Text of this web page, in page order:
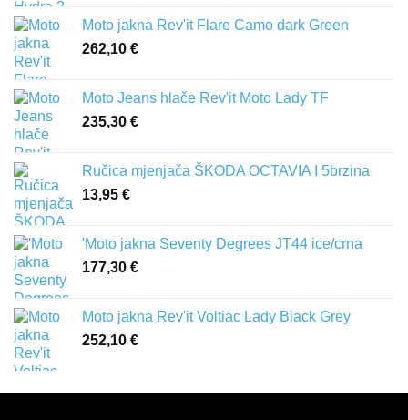
Moto jakna Rev'it Flare Camo dark Green
262,10 €
Moto Jeans hlače Rev'it Moto Lady TF
235,30 €
Ručica mjenjača ŠKODA OCTAVIA I 5brzina
13,95 €
'Moto jakna Seventy Degrees JT44 ice/crna
177,30 €
Moto jakna Rev'it Voltiac Lady Black Grey
252,10 €